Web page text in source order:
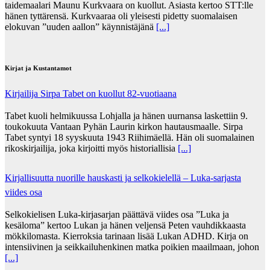
taidemaalari Maunu Kurkvaara on kuollut. Asiasta kertoo STT:lle
hänen tyttärensä. Kurkvaaraa oli yleisesti pidetty suomalaisen
elokuvan ”uuden aallon” käynnistäjänä [...]
Kirjat ja Kustantamot
Kirjailija Sirpa Tabet on kuollut 82-vuotiaana
Tabet kuoli helmikuussa Lohjalla ja hänen uurnansa laskettiin 9.
toukokuuta Vantaan Pyhän Laurin kirkon hautausmaalle. Sirpa
Tabet syntyi 18 syyskuuta 1943 Riihimäellä. Hän oli suomalainen
rikoskirjailija, joka kirjoitti myös historiallisia [...]
Kirjallisuutta nuorille hauskasti ja selkokielellä – Luka-sarjasta
viides osa
Selkokielisen Luka-kirjasarjan päättävä viides osa ”Luka ja
kesäloma” kertoo Lukan ja hänen veljensä Peten vauhdikkaasta
mökkilomasta. Kierroksia tarinaan lisää Lukan ADHD. Kirja on
intensiivinen ja seikkailuhenkinen matka poikien maailmaan, johon
[...]